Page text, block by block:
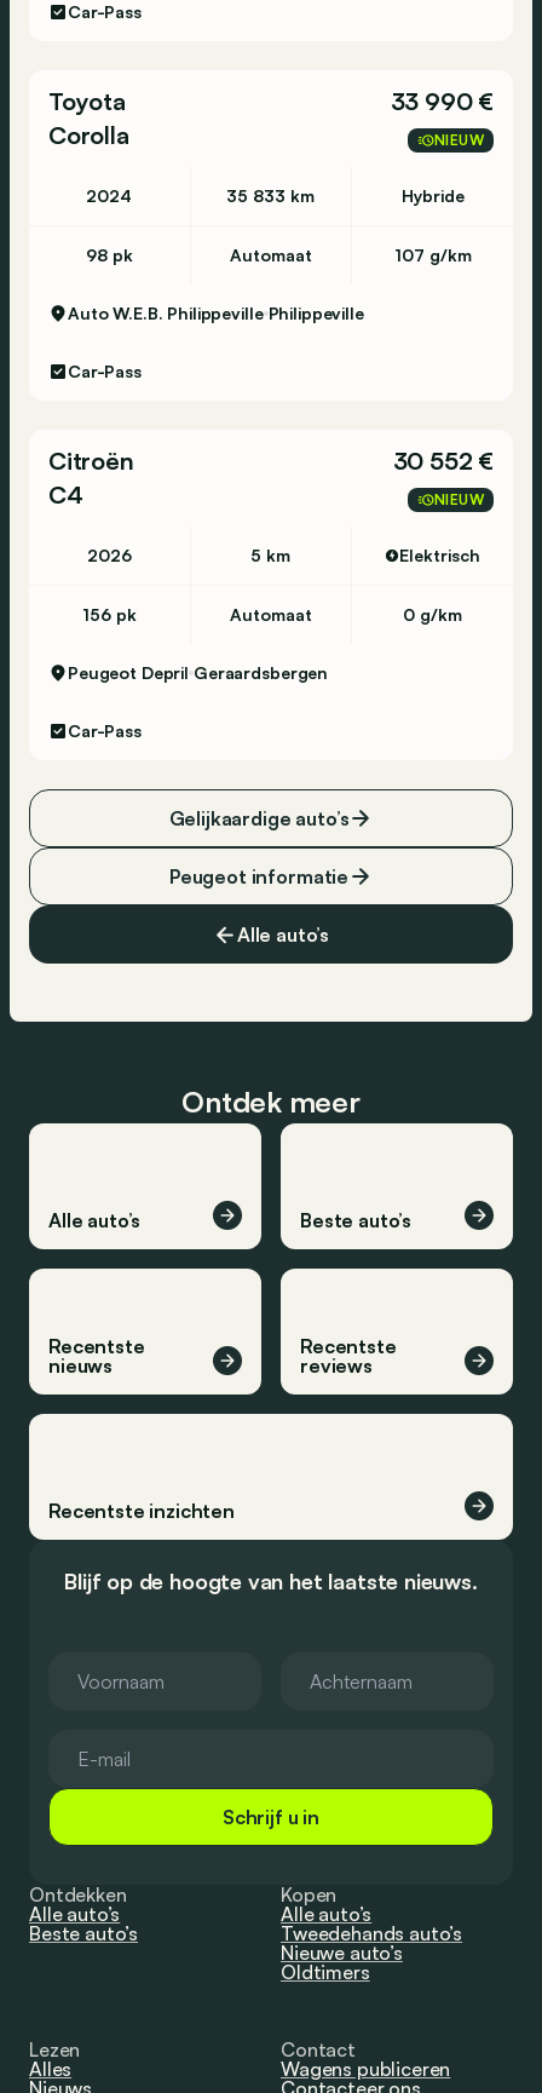
Car-Pass
Toyota
Corolla
33 990 €
NIEUW
2024 35 833 km Hybride
98 pk Automaat 107 g/km
Auto W.E.B. Philippeville Philippeville
Car-Pass
Citroën
C4
30 552 €
NIEUW
2026 5 km Elektrisch
156 pk Automaat 0 g/km
Peugeot Depril Geraardsbergen
Car-Pass
Alle auto’s
Peugeot informatie
Gelijkaardige auto’s
Ontdek meer
Alle auto’s Beste auto’s
Recentste
nieuws
Recentste
reviews
Recentste inzichten
Blijf op de hoogte van het laatste nieuws.
Schrijf u in
Ontdekken
Alle auto’s
Beste auto’s
Kopen
Alle auto’s
Tweedehands auto’s
Nieuwe auto’s
Oldtimers
Lezen
Alles
Nieuws
Contact
Wagens publiceren
Contacteer ons